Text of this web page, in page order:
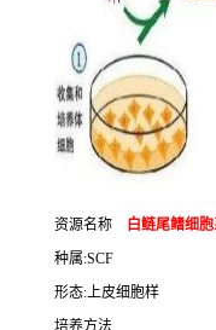
资源名称
白鲢尾鳍细
种属:SCF
形态:上皮细胞样
培养方法